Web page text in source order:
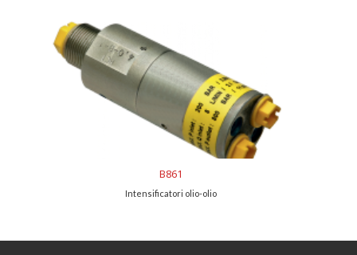
Intensificatori olio-olio